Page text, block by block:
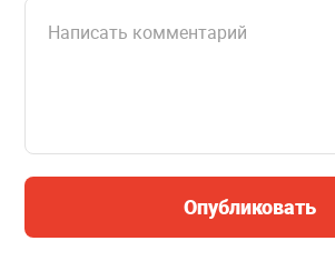
Опубликовать